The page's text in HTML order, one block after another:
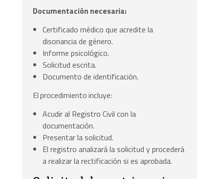
Documentación necesaria:
Certificado médico que acredite la
disonancia de género.
Informe psicológico.
Solicitud escrita.
Documento de identificación.
El procedimiento incluye:
Acudir al Registro Civil con la
documentación.
Presentar la solicitud.
El registro analizará la solicitud y procederá
a realizar la rectificación si es aprobada.